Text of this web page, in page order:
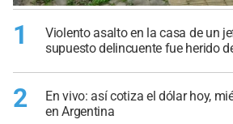
1
Violento asalto en la casa de un
supuesto delincuente fue herido
2
En vivo: así cotiza el dólar hoy,
en Argentina